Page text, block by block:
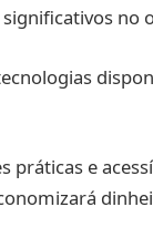
no
práticas e